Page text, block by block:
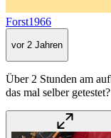
Forst1966
vor 2 Jahren
Über 2 Stunden am
das mal selber